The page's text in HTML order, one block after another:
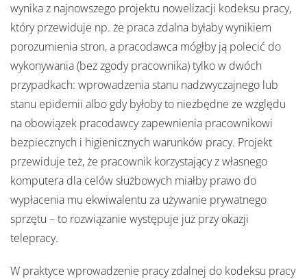
wynika z najnowszego projektu nowelizacji kodeksu pracy,
który przewiduje np. że praca zdalna byłaby wynikiem
porozumienia stron, a pracodawca mógłby ją polecić do
wykonywania (bez zgody pracownika) tylko w dwóch
przypadkach: wprowadzenia stanu nadzwyczajnego lub
stanu epidemii albo gdy byłoby to niezbędne ze względu
na obowiązek pracodawcy zapewnienia pracownikowi
bezpiecznych i higienicznych warunków pracy. Projekt
przewiduje też, że pracownik korzystający z własnego
komputera dla celów służbowych miałby prawo do
wypłacenia mu ekwiwalentu za używanie prywatnego
sprzętu – to rozwiązanie występuje już przy okazji
telepracy.
W praktyce wprowadzenie pracy zdalnej do kodeksu pracy